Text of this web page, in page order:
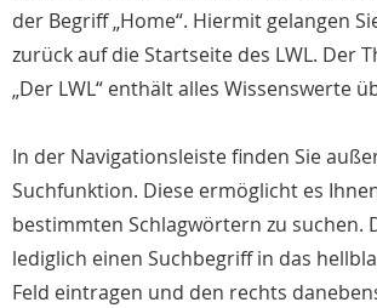
der Begriff „Home“. Hiermit gelangen
zurück auf die Startseite des LWL. Der
„Der LWL“ enthält alles Wissenswerte
In der Navigationsleiste finden Sie
Suchfunktion. Diese ermöglicht es
bestimmten Schlagwörtern zu suchen.
lediglich einen Suchbegriff in das
Feld eintragen und den rechts